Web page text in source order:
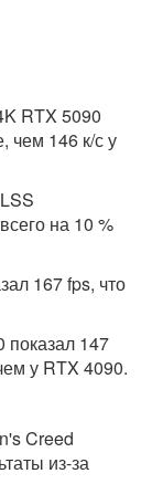
RTX 5090
чем 146 к/с у
на 10 %
167 fps, что
показал 147
у RTX 4090.
Creed
из-за